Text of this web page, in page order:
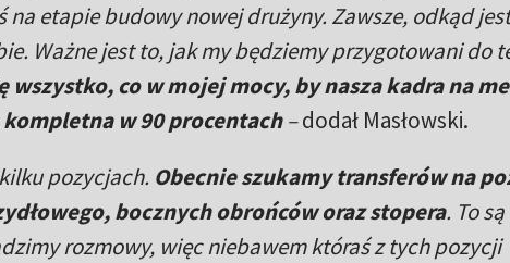
etapie budowy nowej drużyny. Zawsze, odkąd
Ważne jest to, jak my będziemy przygotowani do
wszystko, co w mojej mocy, by nasza kadra na
w 90 procentach–dodał Masłowski.
pozycjach. Obecnie szukamy transferów na
bocznych obrońców oraz stopera. To
rozmowy, więc niebawem któraś z tych pozycji